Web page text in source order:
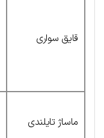
قایق سواری
ماساژ تایلندی